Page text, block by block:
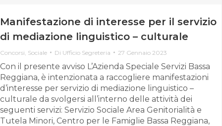
Manifestazione di interesse per il servizio
di mediazione linguistico – culturale
Concorsi Sociale Di Ufficio Segreteria 27 Gennaio 2023
Con il presente avviso L’Azienda Speciale Servizi Bassa
Reggiana, è intenzionata a raccogliere manifestazioni
d’interesse per servizio di mediazione linguistico –
culturale da svolgersi all’interno delle attività dei
seguenti servizi: Servizio Sociale Area Genitorialità e
Tutela Minori, Centro per le Famiglie Bassa Reggiana,